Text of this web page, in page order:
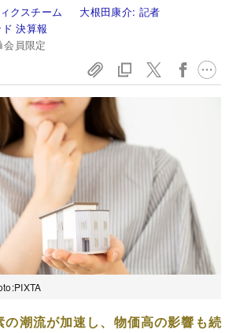
クスチーム 大根田康介: 記者
決算報
会員限定
の潮流が加速し、物価高の影響も続